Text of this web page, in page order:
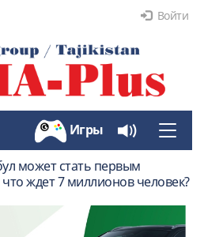
Войти
Toggle
Игры
может стать первым
ждет 7 миллионов человек?